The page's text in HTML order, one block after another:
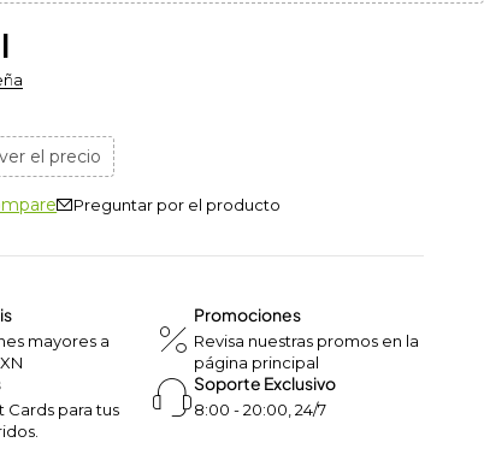
el precio
Preguntar por el producto
mayores a
Cards para tus
Promociones
Revisa nuestras promos en la
página principal
Soporte Exclusivo
8:00 - 20:00, 24/7